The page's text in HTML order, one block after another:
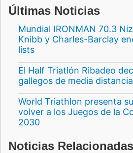
Últimas Noticias
Mundial IRONMAN 70.3
Knibb y Charles-Barclay
lists
El Half Triatlón Ribadeo
gallegos de media
World Triathlon presenta
volver a los Juegos de la
2030
Noticias Relacionadas